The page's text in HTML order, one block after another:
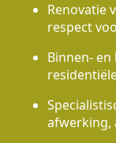
Renovatie
respect
Binnen-
afwerking,